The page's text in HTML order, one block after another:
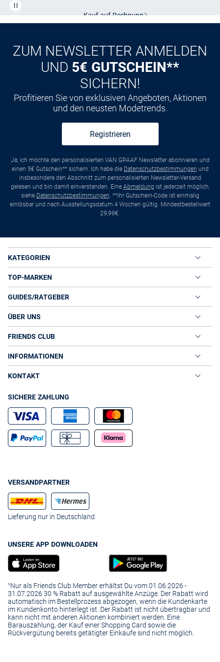
Kauf auf Rechnung
ZUM NEWSLETTER ANMELDEN
UND 5€ GUTSCHEIN**
SICHERN!
Profitieren Sie von exklusiven Angeboten, Aktionen
und den neusten Modetrends.
Registrieren
Ja, ich möchte den personalisierten VAN GRAAF Newsletter abonnieren und
einen 5€ Gutschein** sichern. Ich habe die Datenschutzbestimmungen und
insbesondere den Abschnitt zum personalisierten Newsletter-Versand
gelesen und bin damit einverstanden. Eine Abmeldung ist jederzeit möglich,
siehe Datenschutzbestimmungen. **Ihr Gutschein-Code ist einmalig
einlösbar und nach Ausstellungsdatum 4 Wochen gültig. Mindestbestellwert
29,99€.
KATEGORIEN
TOP-MARKEN
GUIDES/RATGEBER
ÜBER UNS
FRIENDS CLUB
INFORMATIONEN
KONTAKT
SICHERE ZAHLUNG
VERSANDPARTNER
Lieferung nur in Deutschland
UNSERE APP DOWNLOADEN
¹Nur als Friends Club Member erhältst Du vom 01.06.2026 -
31.07.2026 30 % Rabatt auf ausgewählte Anzüge. Der Rabatt wird
automatisch im Bestellprozess abgezogen, wenn die Kundenkarte
im Kundenkonto hinterlegt ist. Der Rabatt ist nicht übertragbar und
kann nicht mit anderen Aktionen kombiniert werden. Eine
Barauszahlung, der Kauf einer Shopping Card sowie die
Rückvergütung bereits getätigter Einkäufe sind nicht möglich.